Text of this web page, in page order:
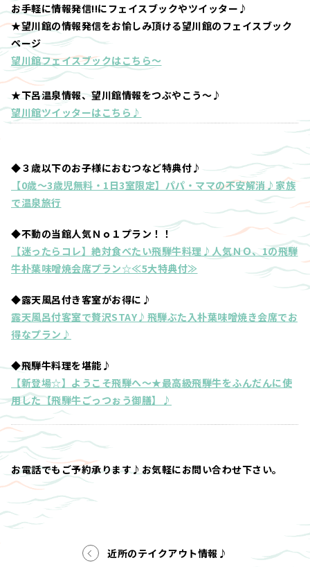
お手軽に情報発信!!にフェイスブックやツイッター♪
★望川館の情報発信をお愉しみ頂ける望川館のフェイスブック
ページ
望川館フェイスブックはこちら～
★下呂温泉情報、望川館情報をつぶやこう～♪
望川館ツイッターはこちら♪
◆３歳以下のお子様におむつなど特典付♪
【0歳～3歳児無料・1日3室限定】パパ・ママの不安解消♪家族
で温泉旅行
◆不動の当館人気Ｎｏ１プラン！！
【迷ったらコレ】絶対食べたい飛騨牛料理♪人気ＮＯ、1の飛騨
牛朴葉味噌焼会席プラン☆≪5大特典付≫
◆露天風呂付き客室がお得に♪
露天風呂付客室で贅沢STAY♪飛騨ぶた入朴葉味噌焼き会席でお
得なプラン♪
◆飛騨牛料理を堪能♪
【新登場☆】ようこそ飛騨へ～★最高級飛騨牛をふんだんに使
用した【飛騨牛ごっつぉう御膳】♪
お電話でもご予約承ります♪お気軽にお問い合わせ下さい。
近所のテイクアウト情報♪